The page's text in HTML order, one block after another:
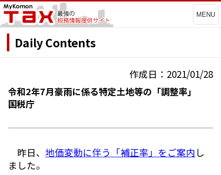
MENU
Daily Contents
作成日：2021/01/28
令和2年7月豪雨に係る特定土地等の「調整率」
国税庁
昨日、 地価変動に伴う「補正率」をご案内 し
ました。